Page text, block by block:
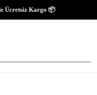
Ücretsiz Kargo 📦